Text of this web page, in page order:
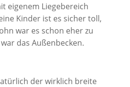
eigenem Liegebereich
Kinder ist es sicher toll,
war es schon eher zu
das Außenbecken.
der wirklich breite